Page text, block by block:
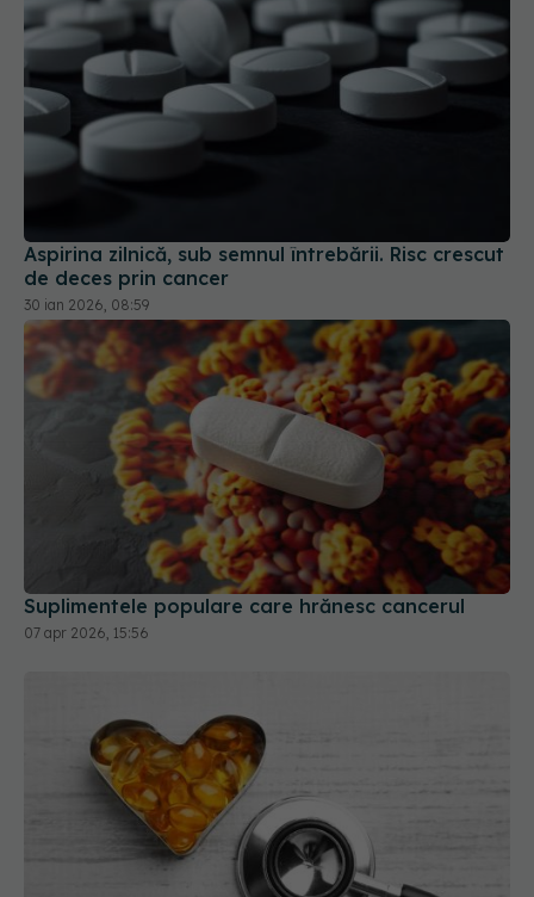
Aspirina zilnică, sub semnul întrebării. Risc crescut
de deces prin cancer
Suplimentele populare care hrănesc cancerul
FDA a aprobat prima pastilă care reduce
colesterolul rău cu aproape 60%. Ce se întâmplă